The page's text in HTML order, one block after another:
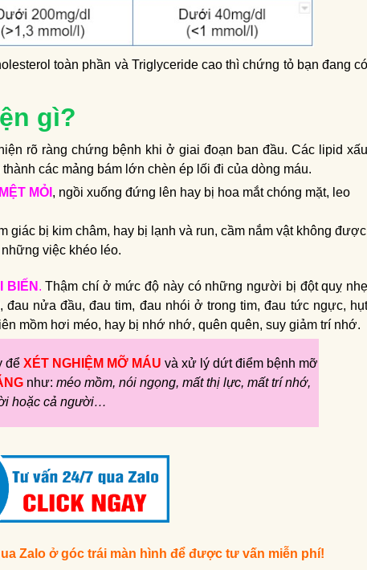
toàn phần và Triglyceride cao thì chứng tỏ bạn đang có
gì?
rõ ràng chứng bệnh khi ở giai đoạn ban đầu. Các lipid xấu
các mảng bám lớn chèn ép lối đi của dòng máu.
MỆT MỎI , ngồi xuống đứng lên hay bị hoa mắt chóng mặt, leo
giác bị kim châm, hay bị lạnh và run, cầm nắm vật không được
việc khéo léo.
BIẾN . Thậm chí ở mức độ này có những người bị đột quỵ
nửa đầu, đau tim, đau nhói ở trong tim, đau tức ngực, hụt
mồm hơi méo, hay bị nhớ nhớ, quên quên, suy giảm trí nhớ.
để XÉT NGHIỆM MỠ MÁU và xử lý dứt điểm bệnh mỡ
như: méo mồm, nói ngọng, mất thị lực, mất trí nhớ,
hoặc cả người…
Zalo ở góc trái màn hình để được tư vấn miễn phí!